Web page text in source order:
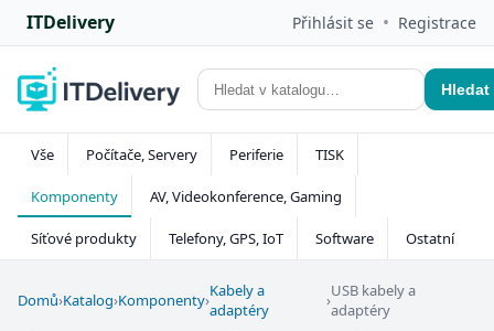
ITDelivery Přihlásit se • Registrace
Hledat
Vše Počítače, Servery Periferie TISK
Komponenty AV, Videokonference, Gaming
Síťové produkty Telefony, GPS, IoT Software Ostatní
Domů›Katalog›Komponenty›Kabely a
adaptéry
›USB kabely a
adaptéry